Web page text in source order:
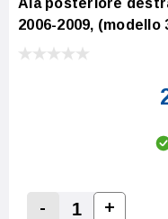
Ala posteriore
2006-2009,
- +